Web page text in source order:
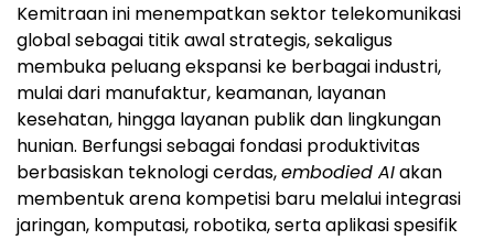
Kemitraan ini menempatkan sektor telekomunikasi
global sebagai titik awal strategis, sekaligus
membuka peluang ekspansi ke berbagai industri,
mulai dari manufaktur, keamanan, layanan
kesehatan, hingga layanan publik dan lingkungan
hunian. Berfungsi sebagai fondasi produktivitas
berbasiskan teknologi cerdas,embodied AIakan
membentuk arena kompetisi baru melalui integrasi
jaringan, komputasi, robotika, serta aplikasi spesifik